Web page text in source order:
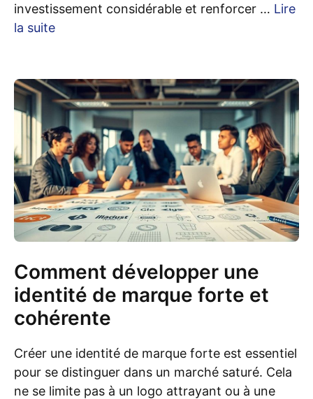
investissement considérable et renforcer … Lire
la suite
Comment développer une
identité de marque forte et
cohérente
Créer une identité de marque forte est essentiel
pour se distinguer dans un marché saturé. Cela
ne se limite pas à un logo attrayant ou à une